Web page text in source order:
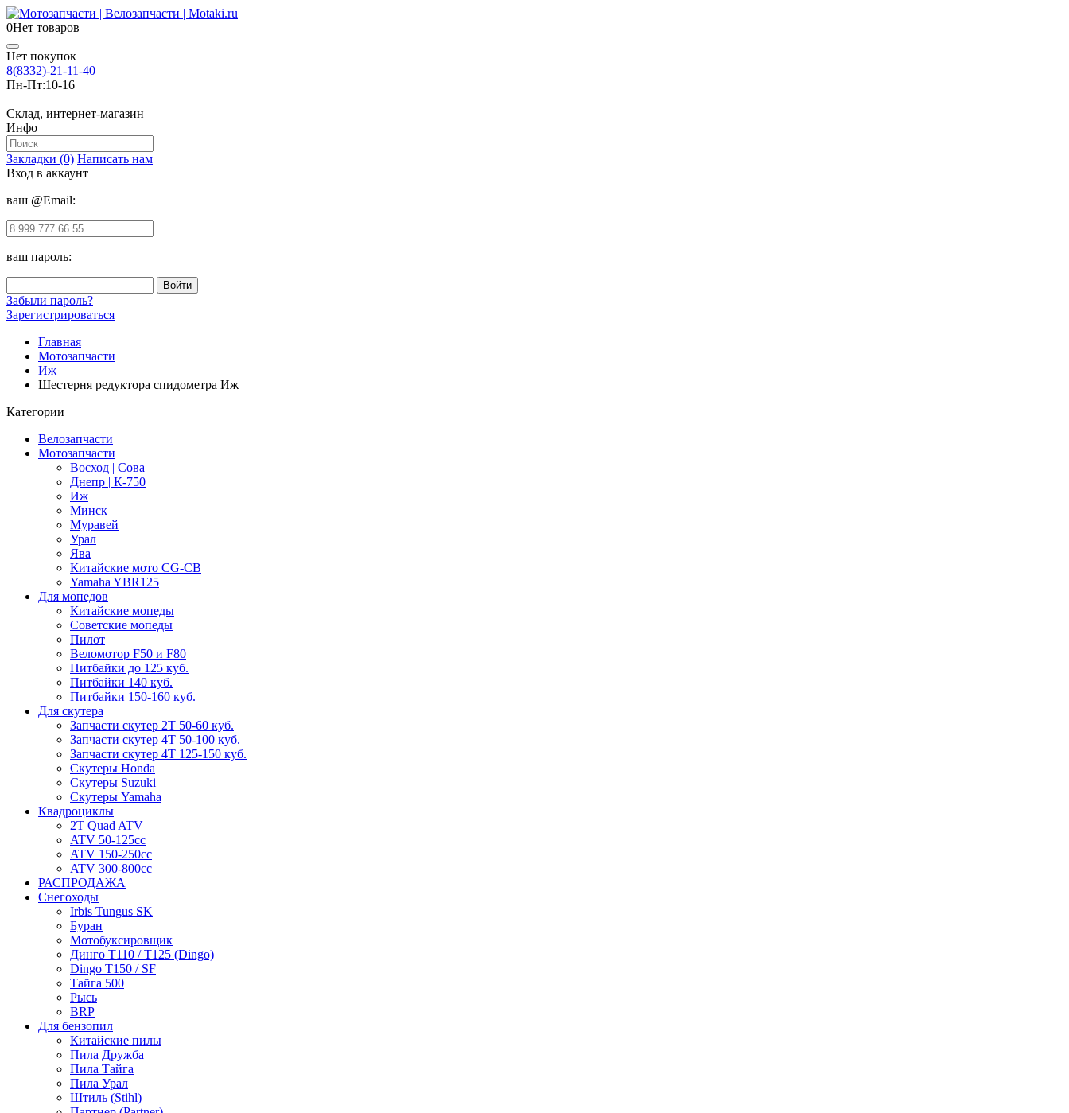
0Нет товаров
Нет покупок
8(8332)-21-11-40
Пн-Пт:10-16
Склад, интернет-магазин
Инфо
Закладки (0) Написать нам
Вход в аккаунт
ваш @Email:
ваш пароль:
Забыли пароль?
Зарегистрироваться
Главная
Мотозапчасти
Иж
Шестерня редуктора спидометра Иж
Категории
Велозапчасти
Мотозапчасти
Восход | Сова
Днепр | К-750
Иж
Минск
Муравей
Урал
Ява
Китайские мото CG-CB
Yamaha YBR125
Для мопедов
Китайские мопеды
Советские мопеды
Пилот
Веломотор F50 и F80
Питбайки до 125 куб.
Питбайки 140 куб.
Питбайки 150-160 куб.
Для скутера
Запчасти скутер 2Т 50-60 куб.
Запчасти скутер 4Т 50-100 куб.
Запчасти скутер 4Т 125-150 куб.
Скутеры Honda
Скутеры Suzuki
Скутеры Yamaha
Квадроциклы
2T Quad ATV
ATV 50-125cc
ATV 150-250cc
ATV 300-800cc
РАСПРОДАЖА
Снегоходы
Irbis Tungus SK
Буран
Мотобуксировщик
Динго T110 / T125 (Dingo)
Dingo T150 / SF
Тайга 500
Рысь
BRP
Для бензопил
Китайские пилы
Пила Дружба
Пила Тайга
Пила Урал
Штиль (Stihl)